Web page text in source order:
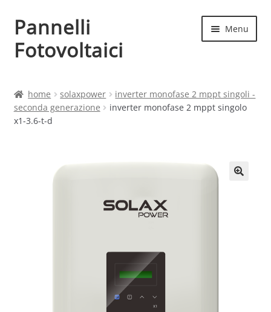
Vai
alla
navigazione
Vai
al
contenuto
Pannelli
Fotovoltaici
Menu
Cart
Chi siamo
home solaxpower
inverter monofase 2 mppt singoli -
seconda generazione
inverter monofase 2 mppt singolo
x1-3.6-t-d